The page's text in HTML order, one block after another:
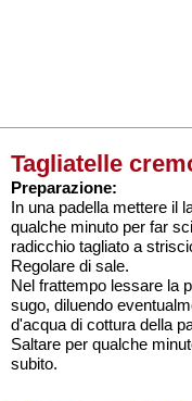
Tagliatelle
Preparazione:
In una padella mettere il
qualche minuto per far
radicchio tagliato a
Regolare di sale.
Nel frattempo lessare la
sugo, diluendo
d'acqua di cottura della
Saltare per qualche
subito.